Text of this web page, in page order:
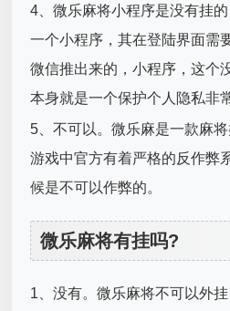
4、微乐麻将小程序是没有挂
一个小程序，其在登陆界面需
微信推出来的，小程序，这个
本身就是一个保护个人隐私非
5、不可以。微乐麻是一款麻
游戏中官方有着严格的反作弊
候是不可以作弊的。
微乐麻将有挂吗?
1、没有。微乐麻将不可以外